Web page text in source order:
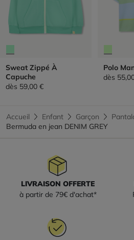
Sweat Zippé À
Capuche
dès 59,00 €
Polo
dès
Accueil Enfant Garçon
Bermuda en jean DENIM GREY
LIVRAISON OFFERTE
à partir de 79€ d'achat*